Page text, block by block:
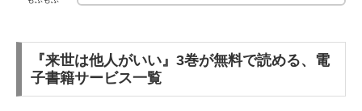
『来世は他人がいい』3巻が無料で読める、電
子書籍サービス一覧